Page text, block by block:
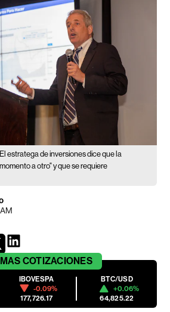
El estratega de inversiones dice que la
a otro" y que se requiere
COTIZACIONES
IBOVESPA
-0.09%
177,726.17
BTC/USD
+0.06%
64,825.22